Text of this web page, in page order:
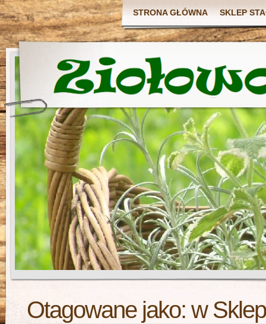
STRONA GŁÓWNA SKLEP
Otagowane jako: w